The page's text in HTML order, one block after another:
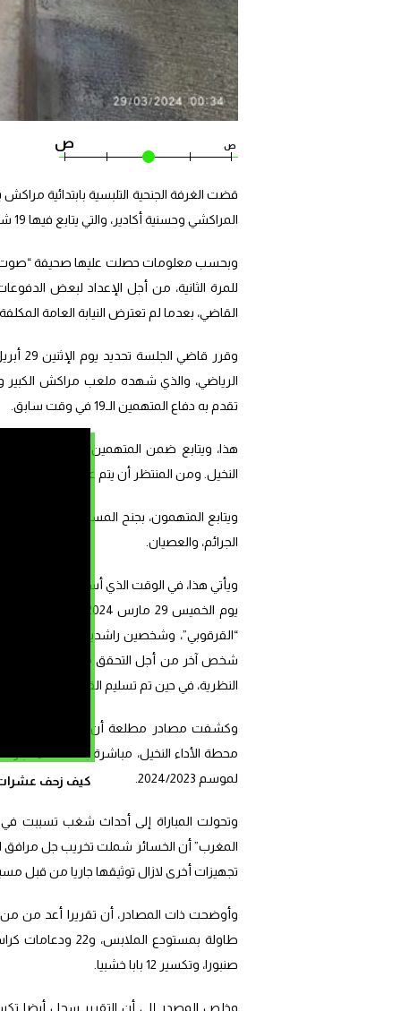
كيف زحف عشرات
ص ص
قضت الغرفة الجنحية التلبسية بابتدائية
المراكشي وحسنية أكادير، والتي يتابع فيها 19 شخصا.
للمرة الثانية، من أجل الإعداد لبعض
القاضي، بعدما لم تعترض النيابة العامة
الرياضي، والذي شهده ملعب مراكش
تقدم به دفاع المتهمين الـ19 في وقت سابق.
النخيل. ومن المنتظر أن يتم عرضهم على أنظار قاضي
ويتابع المتهمون، بجنح المساهمة في أعمال
الجرائم، والعصيان.
ويأتي هذا، في الوقت الذي أسفرت المباراة
شخص آخر من أجل التحقق من هويته.
النظرية، في حين تم تسليم القاصرين إلى ذويهم.
وكشفت مصادر مطلعة أن بعض الجماهير
محطة الأداء النخيل، مباشرة بعد انتهاء
لموسم 2024/2023.
وتحولت المباراة إلى أحداث شغب
المغرب” أن الخسائر شملت تخريب جل مرافق
تجهيزات أخرى لازال توثيقها جاريا من قبل
وأوضحت ذات المصادر، أن تقريرا أعد من
صنبورا، وتكسير 12 بابا خشبيا.